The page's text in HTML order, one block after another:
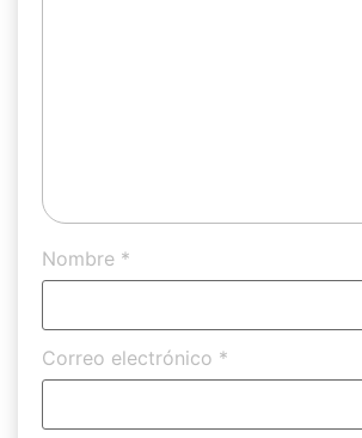
Nombre *
Correo electrónico *